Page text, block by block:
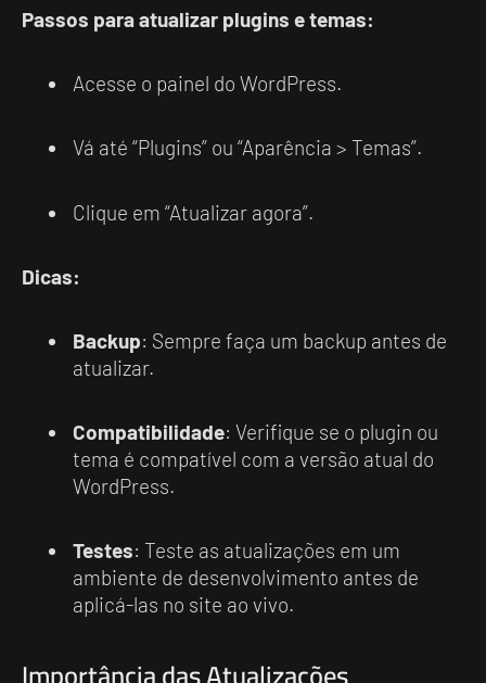
Passos para atualizar plugins e temas:
Acesse o painel do WordPress.
Vá até “Plugins” ou “Aparência > Temas”.
Clique em “Atualizar agora”.
Dicas:
Backup: Sempre faça um backup antes de
atualizar.
Compatibilidade: Verifique se o plugin ou
tema é compatível com a versão atual do
WordPress.
Testes: Teste as atualizações em um
ambiente de desenvolvimento antes de
aplicá-las no site ao vivo.